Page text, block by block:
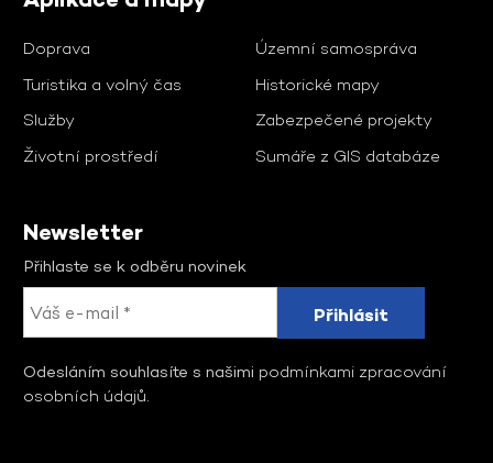
Doprava
Turistika a volný čas
Služby
Životní prostředí
Územní samospráva
Historické mapy
Zabezpečené projekty
Sumáře z GIS databáze
Newsletter
Přihlaste se k odběru novinek
Odesláním souhlasíte s našimi podmínkami zpracování
osobních údajů.